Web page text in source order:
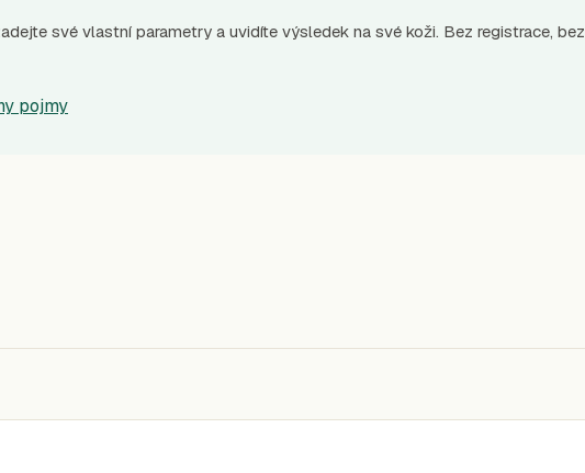
své vlastní parametry a uvidíte výsledek na své koži. Bez registrace, bez
pojmy